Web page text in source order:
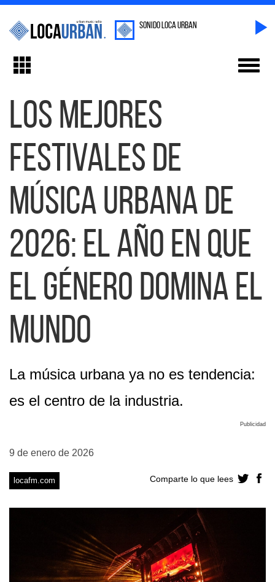
sonido Loca Urban
Toggle
Los mejores
festivales de
música urbana de
2026: el año en que
el género domina el
mundo
La música urbana ya no es tendencia:
es el centro de la industria.
Publicidad
9 de enero de 2026
locafm.com Comparte lo que lees